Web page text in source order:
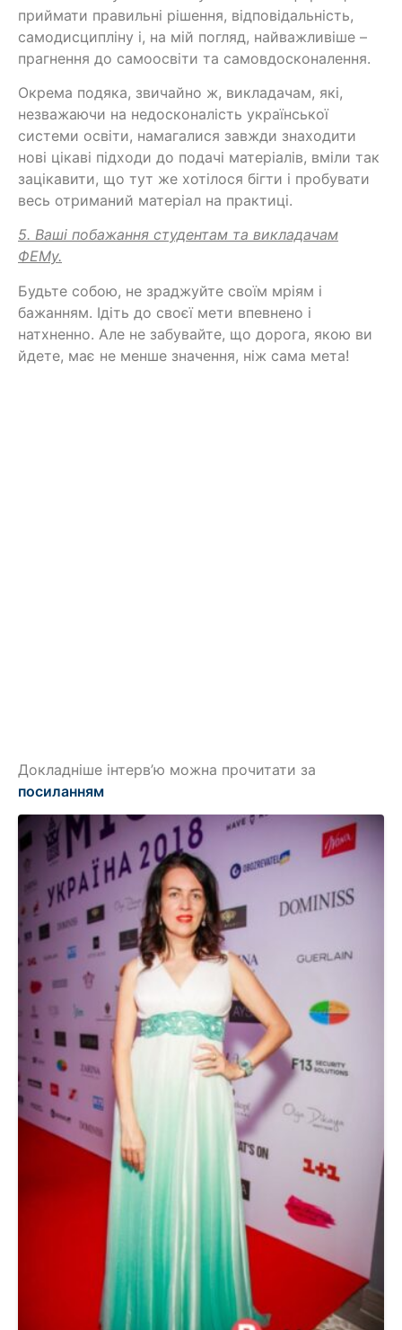
приймати правильні рішення, відповідальність,
самодисципліну і, на мій погляд, найважливіше –
прагнення до самоосвіти та самовдосконалення.
Окрема подяка, звичайно ж, викладачам, які,
незважаючи на недосконалість української
системи освіти, намагалися завжди знаходити
нові цікаві підходи до подачі матеріалів, вміли так
зацікавити, що тут же хотілося бігти і пробувати
весь отриманий матеріал на практиці.
5. Ваші побажання студентам та викладачам
ФЕМу.
Будьте собою, не зраджуйте своїм мріям і
бажанням. Ідіть до своєї мети впевнено і
натхненно. Але не забувайте, що дорога, якою ви
йдете, має не менше значення, ніж сама мета!
Докладніше інтерв’ю можна прочитати за
посиланням